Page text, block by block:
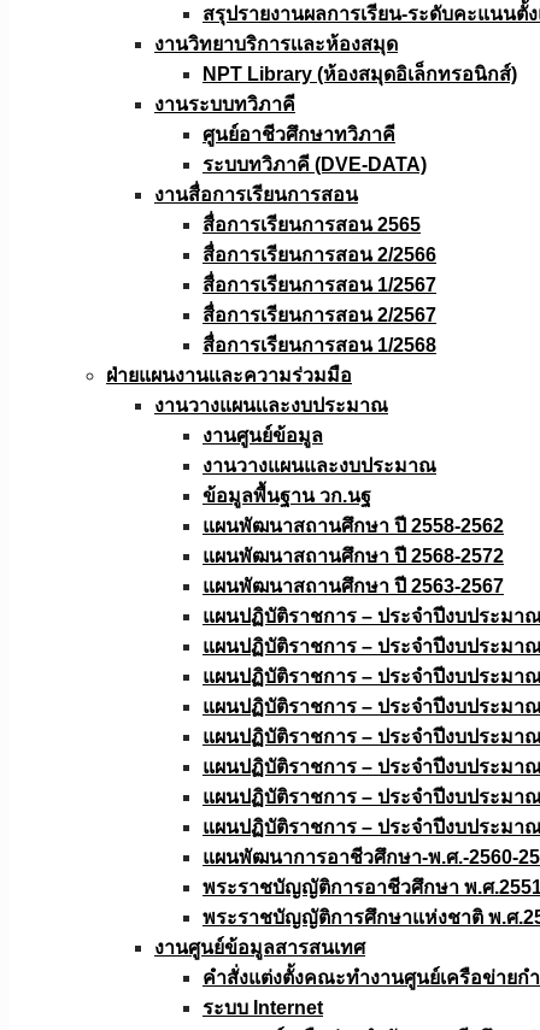
สรุปรายงานผลการเรียน-ระดับคะแนนตั้
งานวิทยาบริการเเละห้องสมุด
NPT Library (ห้องสมุดอิเล็กทรอนิกส์)
งานระบบทวิภาคี
ศูนย์อาชีวศึกษาทวิภาคี
ระบบทวิภาคี (DVE-DATA)
งานสื่อการเรียนการสอน
สื่อการเรียนการสอน 2565
สื่อการเรียนการสอน 2/2566
สื่อการเรียนการสอน 1/2567
สื่อการเรียนการสอน 2/2567
สื่อการเรียนการสอน 1/2568
ฝ่ายแผนงานเเละความร่วมมือ
งานวางแผนเเละงบประมาณ
งานศูนย์ข้อมูล
งานวางแผนและงบประมาณ
ข้อมูลพื้นฐาน วก.นฐ
แผนพัฒนาสถานศึกษา ปี 2558-2562
แผนพัฒนาสถานศึกษา ปี 2568-2572
แผนพัฒนาสถานศึกษา ปี 2563-2567
แผนปฏิบัติราชการ – ประจำปีงบประมา
แผนปฏิบัติราชการ – ประจำปีงบประมา
แผนปฏิบัติราชการ – ประจำปีงบประมา
แผนปฏิบัติราชการ – ประจำปีงบประมา
แผนปฏิบัติราชการ – ประจำปีงบประมา
แผนปฏิบัติราชการ – ประจำปีงบประมา
แผนปฏิบัติราชการ – ประจำปีงบประมา
แผนปฏิบัติราชการ – ประจำปีงบประมา
แผนพัฒนาการอาชีวศึกษา-พ.ศ.-2560-
พระราชบัญญัติการอาชีวศึกษา พ.ศ
พระราชบัญญัติการศึกษาแห่งชาติ พ.ศ
งานศูนย์ข้อมูลสารสนเทศ
คำสั่งแต่งตั้งคณะทำงานศูนย์เครือข่าย
ระบบ Internet